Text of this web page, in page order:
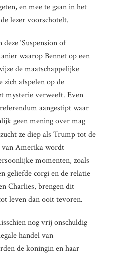
en mee te gaan in het
lezer voorschotelt.
‘Suspension of
waarop Bennet op een
de maatschappelijke
zich afspelen op de
mysterie verweeft. Even
aangestipt waar
geen mening over mag
ze diep als Trump tot de
van Amerika wordt
momenten, zoals
geliefde corgi en de relatie
Charlies, brengen dit
leven dan ooit tevoren.
nog vrij onschuldig
handel van
de koningin en haar